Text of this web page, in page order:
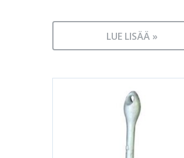
LUE LISÄÄ »